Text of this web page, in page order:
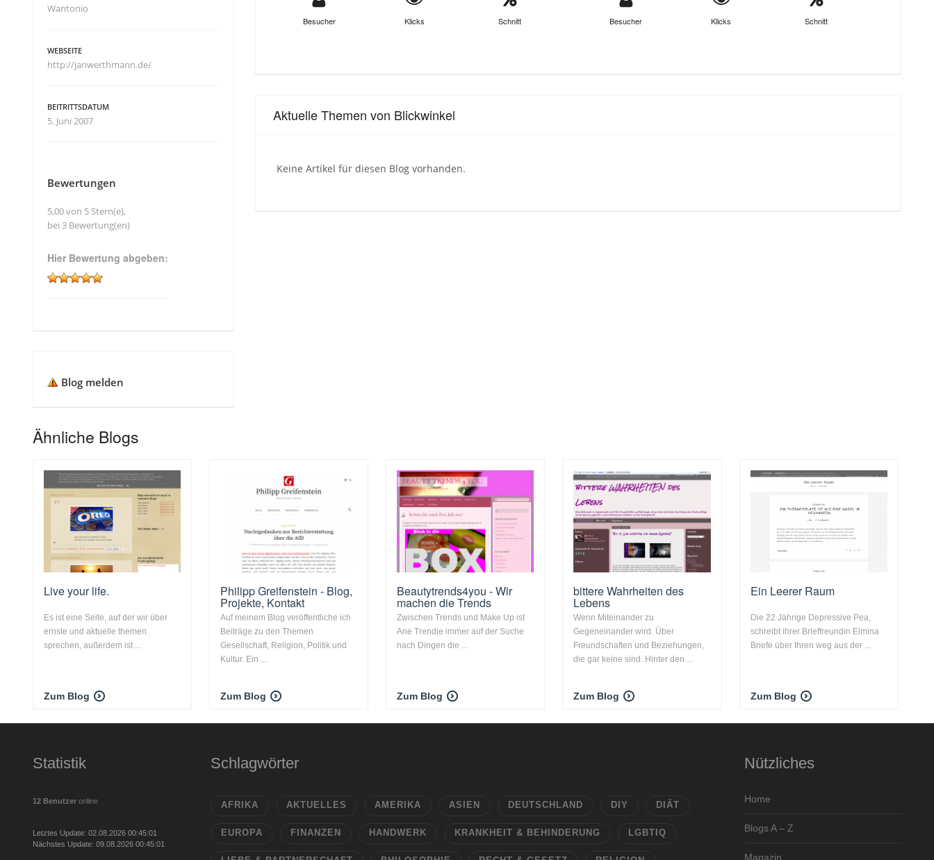
Besucher Klicks Schnitt Besucher Klicks Schnitt
Aktuelle Themen von Blickwinkel
Keine Artikel für diesen Blog vorhanden.
Wantonio
WEBSEITE
http://janwerthmann.de/
BEITRITTSDATUM
5. Juni 2007
Bewertungen
5,00 von 5 Stern(e),
bei 3 Bewertung(en)
Hier Bewertung abgeben:
Blog melden
Ähnliche Blogs
Live your life.
Es ist eine Seite, auf der wir über
ernste und aktuelle themen
sprechen, außerdem ist ...
Zum Blog
Philipp Greifenstein - Blog,
Projekte, Kontakt
Auf meinem Blog veröffentliche ich
Beiträge zu den Themen
Gesellschaft, Religion, Politik und
Kultur. Ein ...
Zum Blog
Beautytrends4you - Wir
machen die Trends
Zwischen Trends und Make Up ist
Ane Trendie immer auf der Suche
nach Dingen die ...
Zum Blog
bittere Wahrheiten des
Lebens
Wenn Miteinander zu
Gegeneinander wird. Über
Freundschaften und Beziehungen,
die gar keine sind. Hinter den ...
Zum Blog
Ein Leerer Raum
Die 22 Jährige Depressive Pea,
schreibt ihrer Brieffreundin Elmina
Briefe über Ihren weg aus der ...
Zum Blog
Statistik
12 Benutzer online
Letztes Update: 02.08.2026 00:45:01
Nächstes Update: 09.08.2026 00:45:01
Schlagwörter
AFRIKA AKTUELLES AMERIKA ASIEN DEUTSCHLAND DIY DIÄT
EUROPA FINANZEN HANDWERK KRANKHEIT & BEHINDERUNG LGBTIQ
Nützliches
Home
Blogs A – Z
Magazin